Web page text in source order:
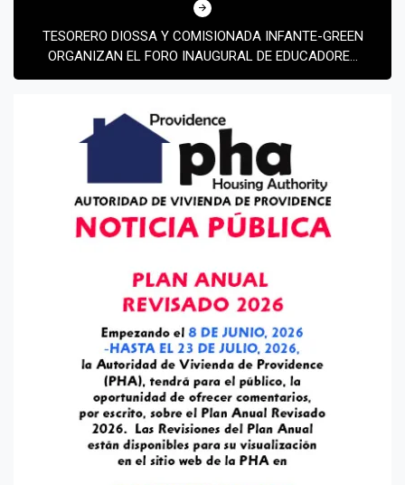
TESORERO DIOSSA Y COMISIONADA INFANTE-GREEN
ORGANIZAN EL FORO INAUGURAL DE EDUCADORES
EN ALFABETIZACIÓN FINANCIERA